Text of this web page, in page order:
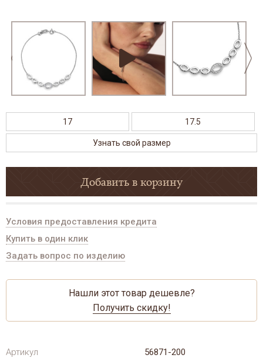
17 17.5
Узнать свой размер
Добавить в корзину
Условия предоставления кредита
Купить в один клик
Задать вопрос по изделию
Нашли этот товар дешевле?
Получить скидку!
Артикул
56871-200